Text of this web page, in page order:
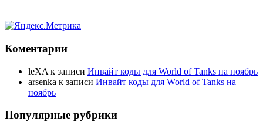
Коментарии
leXA к записи Инвайт коды для World of Tanks на ноябрь
arsenka к записи Инвайт коды для World of Tanks на
ноябрь
Популярные рубрики